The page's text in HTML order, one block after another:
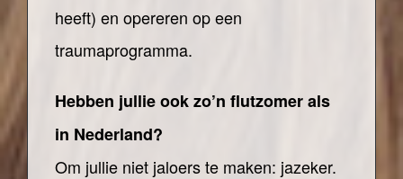
heeft) en opereren op een
traumaprogramma.
Hebben jullie ook zo’n flutzomer als
in Nederland?
Om jullie niet jaloers te maken: jazeker.